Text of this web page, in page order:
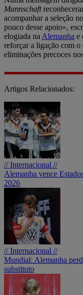
Mannschaft
acompanhar a seleção
pouco desse apoio»,
elogiada na Alemanha e
reforçar a ligação com o
eliminações precoces
Artigos Relacionados:
// Internacional //
Alemanha vence
2026
// Internacional //
Mundial: Alemanha
substituto